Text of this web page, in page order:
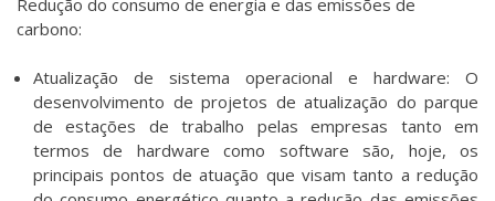
carbono:
Atualização de sistema operacional e hardware: O
desenvolvimento de projetos de atualização do parque
de estações de trabalho pelas empresas tanto em
termos de hardware como software são, hoje, os
principais pontos de atuação que visam tanto a redução